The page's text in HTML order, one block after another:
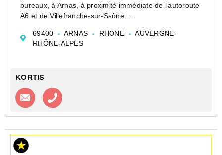
bureaux, à Arnas, à proximité immédiate de l'autoroute
A6 et de Villefranche-sur-Saône.
contemporaine, une visibilité remarquable et un
environnement tertiaire...
69400 ARNAS RHONE
AUVERGNE-
RHÔNE-ALPES
KORTIS
Contacter l'agence